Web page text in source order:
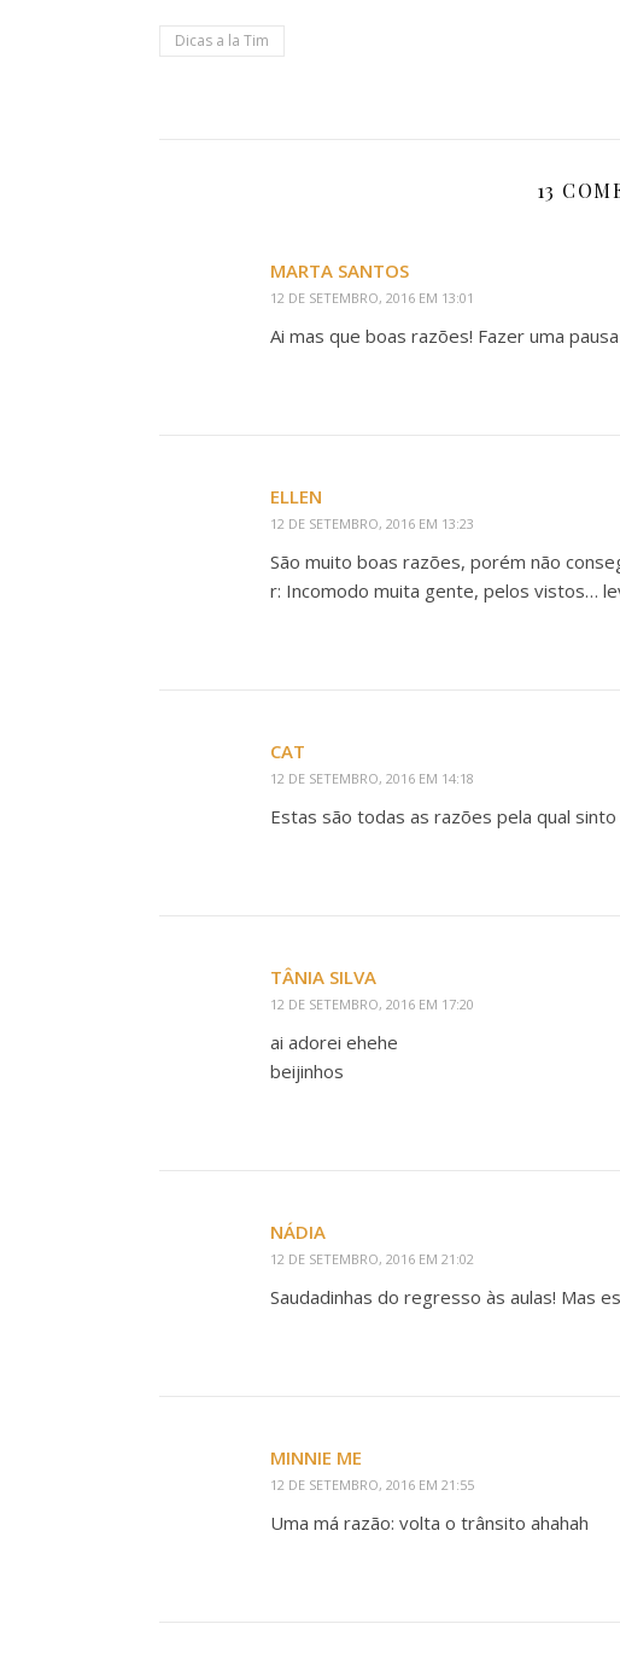
Dicas a la Tim
13
MARTA SANTOS
12 DE SETEMBRO, 2016 EM 13:01
Ai mas que boas razões! Fazer uma
ELLEN
12 DE SETEMBRO, 2016 EM 13:23
São muito boas razões, porém não
r: Incomodo muita gente, pelos vistos…
CAT
12 DE SETEMBRO, 2016 EM 14:18
Estas são todas as razões pela qual
TÂNIA SILVA
12 DE SETEMBRO, 2016 EM 17:20
ai adorei ehehe
beijinhos
NÁDIA
12 DE SETEMBRO, 2016 EM 21:02
Saudadinhas do regresso às aulas! Mas
MINNIE ME
12 DE SETEMBRO, 2016 EM 21:55
Uma má razão: volta o trânsito ahahah